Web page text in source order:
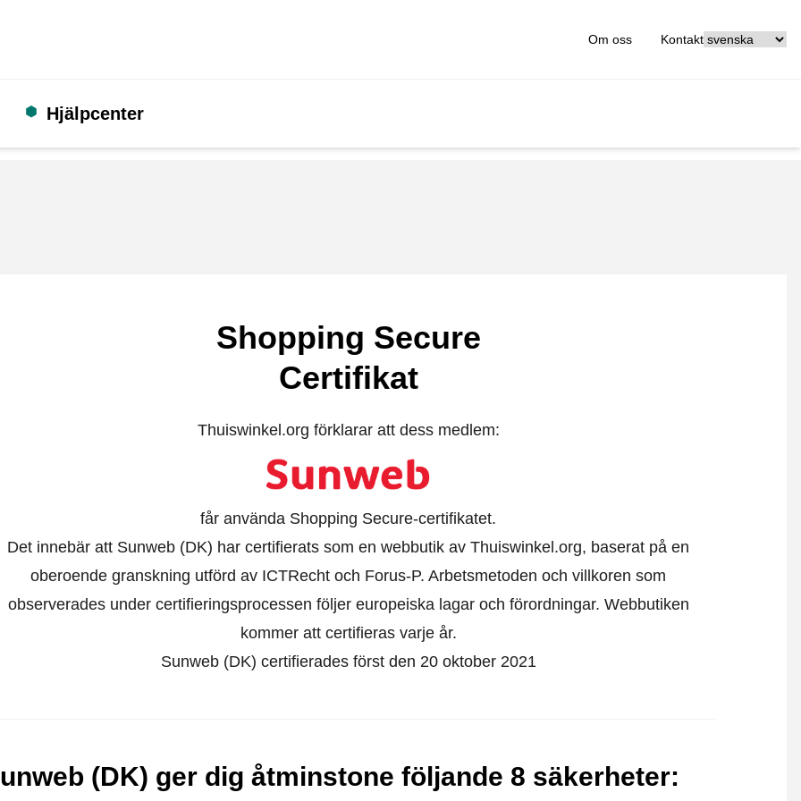
Om oss Kontakt
Hjälpcenter
Shopping Secure
Certifikat
Thuiswinkel.org förklarar att dess medlem:
får använda Shopping Secure-certifikatet.
Det innebär att Sunweb (DK) har certifierats som en webbutik av Thuiswinkel.org, baserat på en
oberoende granskning utförd av ICTRecht och Forus-P. Arbetsmetoden och villkoren som
observerades under certifieringsprocessen följer europeiska lagar och förordningar. Webbutiken
kommer att certifieras varje år.
Sunweb (DK) certifierades först den 20 oktober 2021
(DK) ger dig åtminstone följande 8 säkerheter: